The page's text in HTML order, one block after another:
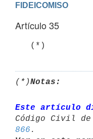
FIDEICOMISO
Artículo 35
(*)Notas:
Este artículo
Código Civil
866